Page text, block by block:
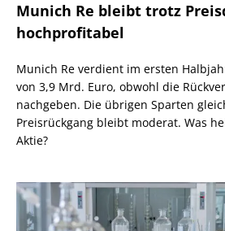
Munich Re bleibt trotz
hochprofitabel
Munich Re verdient im ersten
von 3,9 Mrd. Euro, obwohl die
nachgeben. Die übrigen Sparten
Preisrückgang bleibt moderat. Was
Aktie?